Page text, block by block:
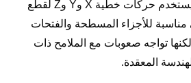
يستخدم حركات خطية X وY وZ لقطع
للأجزاء المسطحة والفتحات
تواجه صعوبات مع الملامح ذات
المعقدة.